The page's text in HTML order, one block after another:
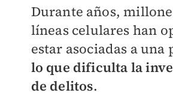
Durante años,
líneas celulares han
estar asociadas a una
lo que dificulta la
de delitos.